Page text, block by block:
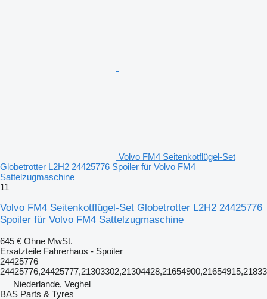
Volvo FM4 Seitenkotflügel-Set
Globetrotter L2H2 24425776 Spoiler für Volvo FM4
Sattelzugmaschine
11
Volvo FM4 Seitenkotflügel-Set Globetrotter L2H2 24425776
Spoiler für Volvo FM4 Sattelzugmaschine
645 € Ohne MwSt.
Ersatzteile Fahrerhaus - Spoiler
24425776
Niederlande, Veghel
BAS Parts & Tyres